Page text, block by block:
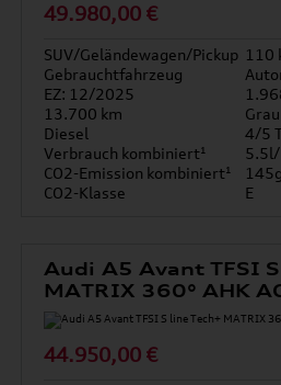
49.980,00 €
SUV/Geländewagen/Pickup 110
Gebrauchtfahrzeug
EZ: 12/2025
13.700 km
Grau
Diesel
4/5
Verbrauch kombiniert¹
CO2-Emission kombiniert¹
CO2-Klasse
E
Audi A5 Avant TFSI
MATRIX 360° AHK
44.950,00 €